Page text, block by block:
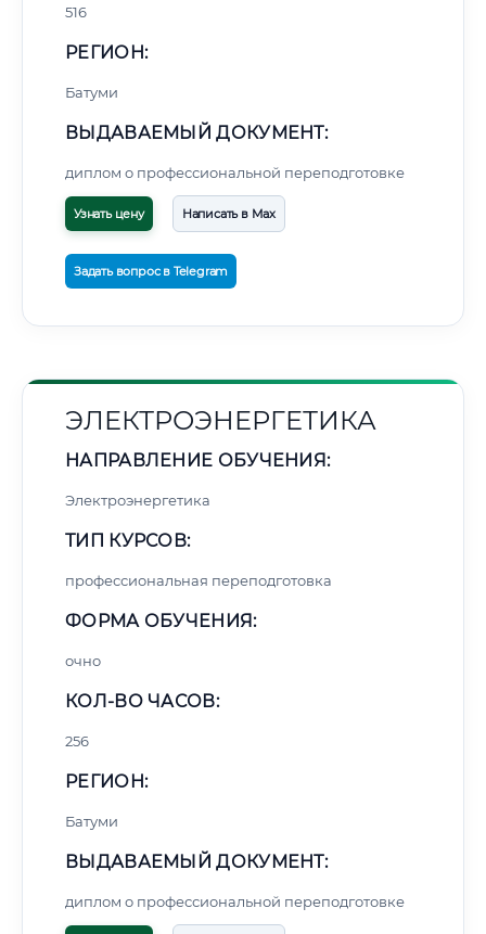
516
РЕГИОН:
Батуми
ВЫДАВАЕМЫЙ ДОКУМЕНТ:
диплом о профессиональной переподготовке
Узнать цену Написать в Max
Задать вопрос в Telegram
ЭЛЕКТРОЭНЕРГЕТИКА
НАПРАВЛЕНИЕ ОБУЧЕНИЯ:
Электроэнергетика
ТИП КУРСОВ:
профессиональная переподготовка
ФОРМА ОБУЧЕНИЯ:
очно
КОЛ-ВО ЧАСОВ:
256
РЕГИОН:
Батуми
ВЫДАВАЕМЫЙ ДОКУМЕНТ:
диплом о профессиональной переподготовке